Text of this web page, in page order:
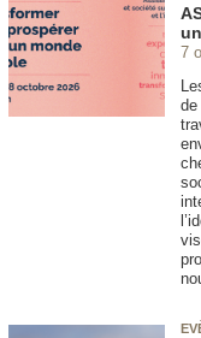
7
de